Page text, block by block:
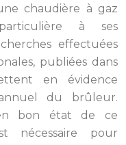
chaudière à gaz
à ses
effectuées
publiées dans
en évidence
du brûleur.
bon état de ce
nécessaire pour